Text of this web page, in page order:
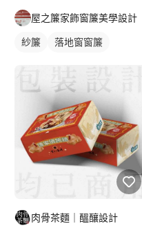
屋之簾家飾窗簾美學設計
紗簾 落地窗窗簾
肉骨茶麵｜醞釀設計